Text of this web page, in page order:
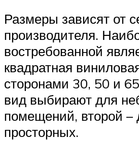
Размеры зависят от
производителя.
востребованной
квадратная
сторонами 30, 50 и
вид выбирают для
помещений, второй –
просторных.